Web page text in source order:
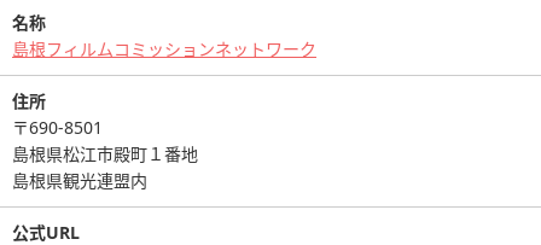
名称
島根フィルムコミッションネットワーク
住所
〒690-8501
島根県松江市殿町１番地
島根県観光連盟内
公式URL